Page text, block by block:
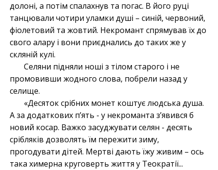
долоні, а потім спалахнув та погас. В його руці
танцювали чотири уламки душі – синій, червоний,
фіолетовий та жовтий. Некромант спрямував їх до
свого алару і вони приєднались до таких же у
скляній кулі.
Селяни підняли ноші з тілом старого і не
промовивши жодного слова, побрели назад у
селище.
«Десяток срібних монет коштує людська душа.
А за додаткових п’ять - у некроманта з’явився б
новий косар. Важко засуджувати селян - десять
срібляків дозволять їм пережити зиму,
прогодувати дітей. Мертві дають їжу живим – ось
така химерна круговерть життя у Теократії...